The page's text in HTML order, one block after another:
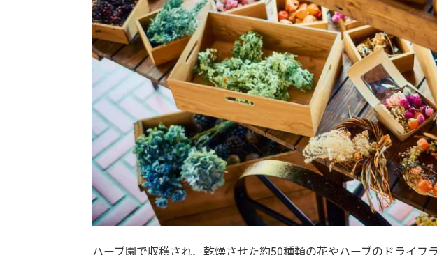
ハーブ園で収穫され、乾燥させた約50種類の花やハーブのドライフ